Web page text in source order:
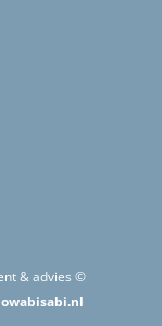
& advies ©